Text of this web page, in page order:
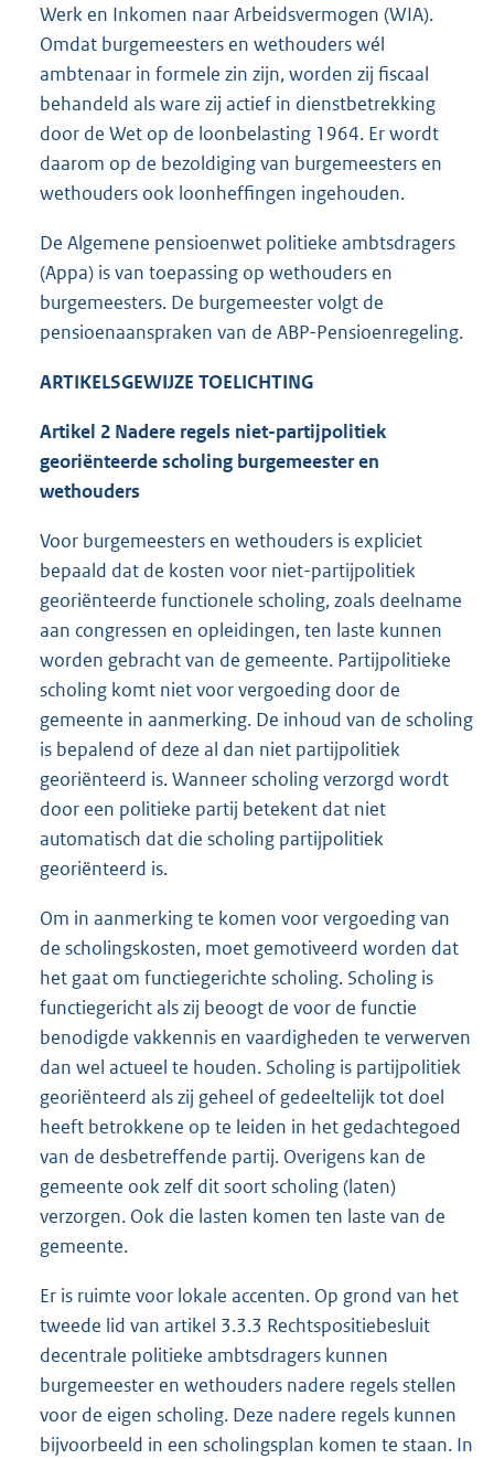
Werk en Inkomen naar Arbeidsvermogen (WIA).
Omdat burgemeesters en wethouders wél
ambtenaar in formele zin zijn, worden zij fiscaal
behandeld als ware zij actief in dienstbetrekking
door de Wet op de loonbelasting 1964. Er wordt
daarom op de bezoldiging van burgemeesters en
wethouders ook loonheffingen ingehouden.
De Algemene pensioenwet politieke ambtsdragers
(Appa) is van toepassing op wethouders en
burgemeesters. De burgemeester volgt de
pensioenaanspraken van de ABP-Pensioenregeling.
ARTIKELSGEWIJZE TOELICHTING
Artikel 2 Nadere regels niet-partijpolitiek
georiënteerde scholing burgemeester en
wethouders
Voor burgemeesters en wethouders is expliciet
bepaald dat de kosten voor niet-partijpolitiek
georiënteerde functionele scholing, zoals deelname
aan congressen en opleidingen, ten laste kunnen
worden gebracht van de gemeente. Partijpolitieke
scholing komt niet voor vergoeding door de
gemeente in aanmerking. De inhoud van de scholing
is bepalend of deze al dan niet partijpolitiek
georiënteerd is. Wanneer scholing verzorgd wordt
door een politieke partij betekent dat niet
automatisch dat die scholing partijpolitiek
georiënteerd is.
Om in aanmerking te komen voor vergoeding van
de scholingskosten, moet gemotiveerd worden dat
het gaat om functiegerichte scholing. Scholing is
functiegericht als zij beoogt de voor de functie
benodigde vakkennis en vaardigheden te verwerven
dan wel actueel te houden. Scholing is partijpolitiek
georiënteerd als zij geheel of gedeeltelijk tot doel
heeft betrokkene op te leiden in het gedachtegoed
van de desbetreffende partij. Overigens kan de
gemeente ook zelf dit soort scholing (laten)
verzorgen. Ook die lasten komen ten laste van de
gemeente.
Er is ruimte voor lokale accenten. Op grond van het
tweede lid van artikel 3.3.3 Rechtspositiebesluit
decentrale politieke ambtsdragers kunnen
burgemeester en wethouders nadere regels stellen
voor de eigen scholing. Deze nadere regels kunnen
bijvoorbeeld in een scholingsplan komen te staan. In